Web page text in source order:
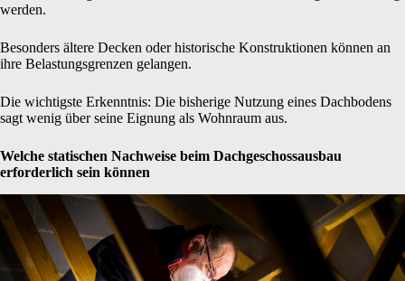
werden.
Besonders ältere Decken oder historische Konstruktionen können an
ihre Belastungsgrenzen gelangen.
Die wichtigste Erkenntnis: Die bisherige Nutzung eines Dachbodens
sagt wenig über seine Eignung als Wohnraum aus.
Welche statischen Nachweise beim Dachgeschossausbau
erforderlich sein können